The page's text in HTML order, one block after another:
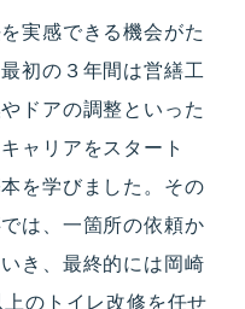
実感できる機会がた
初の３年間は営繕工
ドアの調整といった
ャリアをスタート
を学びました。その
は、一箇所の依頼か
き、最終的には岡崎
のトイレ改修を任せ